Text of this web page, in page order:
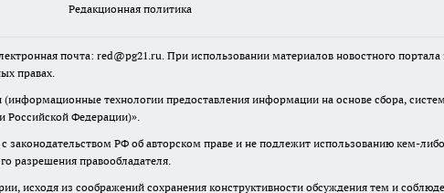
Редакционная политика
почта: red@pg21.ru. При использовании материалов новостного
правах.
технологии предоставления информации на основе сбора,
Российской Федерации)».
законодательством РФ об авторском праве и не подлежит использованию кем-
разрешения правообладателя.
исходя из соображений сохранения конструктивности обсуждения тем и